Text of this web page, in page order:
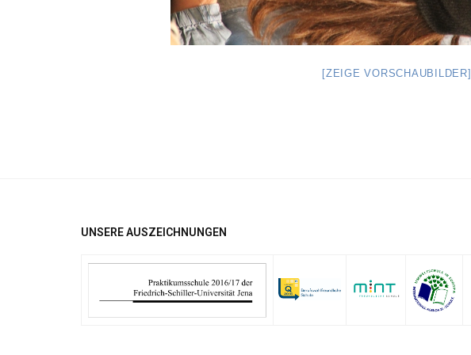
[ZEIGE VORSCHAUBILDER]
UNSERE AUSZEICHNUNGEN